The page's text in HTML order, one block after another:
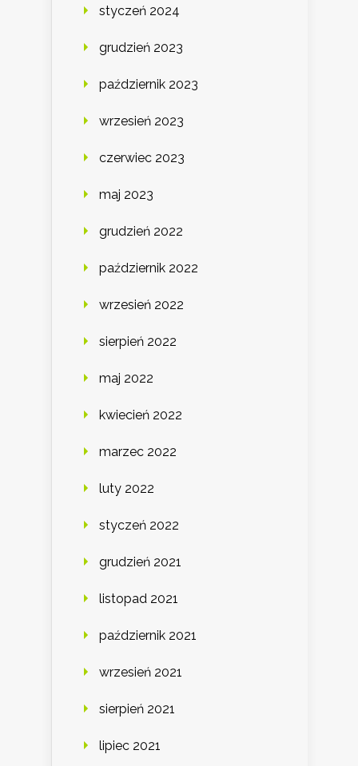
styczeń 2024
grudzień 2023
październik 2023
wrzesień 2023
czerwiec 2023
maj 2023
grudzień 2022
październik 2022
wrzesień 2022
sierpień 2022
maj 2022
kwiecień 2022
marzec 2022
luty 2022
styczeń 2022
grudzień 2021
listopad 2021
październik 2021
wrzesień 2021
sierpień 2021
lipiec 2021